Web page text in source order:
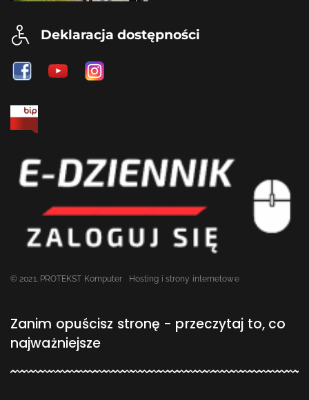
Deklaracja dostępności
© 2021. PROTEKST Komputer Hosting i strony internetowe
Zanim opuścisz stronę - przeczytaj to, co
najważniejsze